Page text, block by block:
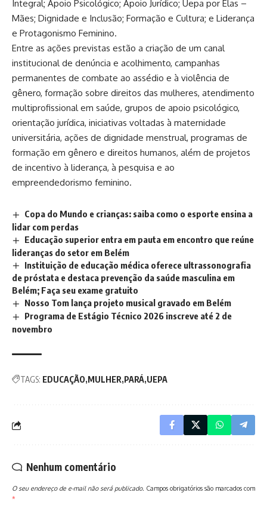
Integral; Apoio Psicológico; Apoio Jurídico; Uepa por Elas –
Mães; Dignidade e Inclusão; Formação e Cultura; e Liderança
e Protagonismo Feminino.
Entre as ações previstas estão a criação de um canal
institucional de denúncia e acolhimento, campanhas
permanentes de combate ao assédio e à violência de
gênero, formação sobre direitos das mulheres, atendimento
multiprofissional em saúde, grupos de apoio psicológico,
orientação jurídica, iniciativas voltadas à maternidade
universitária, ações de dignidade menstrual, programas de
formação em gênero e direitos humanos, além de projetos
de incentivo à liderança, à pesquisa e ao
empreendedorismo feminino.
Copa do Mundo e crianças: saiba como o esporte ensina a
lidar com perdas
Educação superior entra em pauta em encontro que reúne
lideranças do setor em Belém
Instituição de educação médica oferece ultrassonografia
de próstata e destaca prevenção da saúde masculina em
Belém; Faça seu exame gratuito
Nosso Tom lança projeto musical gravado em Belém
Programa de Estágio Técnico 2026 inscreve até 2 de
novembro
TAGS: EDUCAÇÃO MULHER PARÁ UEPA
Nenhum comentário
O seu endereço de e-mail não será publicado. Campos obrigatórios são marcados com
*